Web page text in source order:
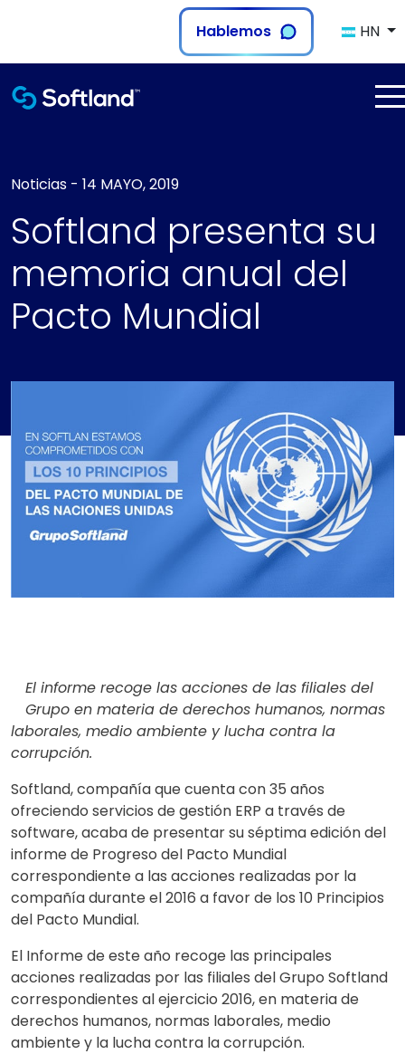
Hablemos HN
Noticias - 14 MAYO, 2019
Softland presenta su
memoria anual del
Pacto Mundial
El informe recoge las acciones de las filiales del
Grupo en materia de derechos humanos, normas
laborales, medio ambiente y lucha contra la
corrupción.
Softland, compañía que cuenta con 35 años
ofreciendo servicios de gestión ERP a través de
software, acaba de presentar su séptima edición del
informe de Progreso del Pacto Mundial
correspondiente a las acciones realizadas por la
compañía durante el 2016 a favor de los 10 Principios
del Pacto Mundial.
El Informe de este año recoge las principales
acciones realizadas por las filiales del Grupo Softland
correspondientes al ejercicio 2016, en materia de
derechos humanos, normas laborales, medio
ambiente y la lucha contra la corrupción.